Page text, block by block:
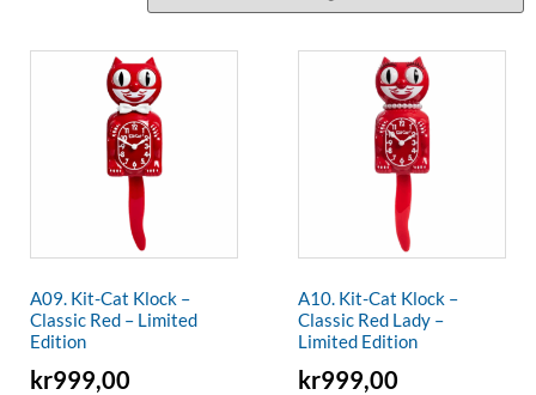
A09. Kit-Cat Klock –
Classic Red – Limited
Edition
kr999,00
A10. Kit-Cat Klock –
Classic Red Lady –
Limited Edition
kr999,00